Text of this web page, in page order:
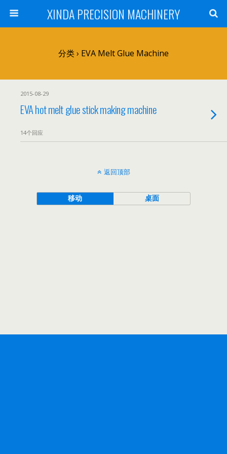
XINDA PRECISION MACHINERY
分类 › EVA Melt Glue Machine
2015-08-29
EVA hot melt glue stick making machine
14个回应
返回顶部
移动 桌面